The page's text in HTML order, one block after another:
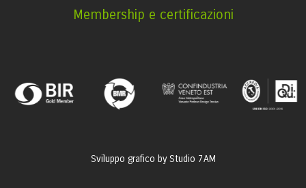
Membership e certificazioni
Sviluppo grafico byStudio 7AM